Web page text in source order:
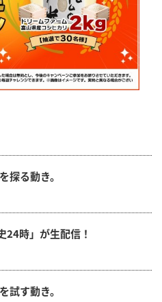
探る動き。
時」が生配信！
試す動き。